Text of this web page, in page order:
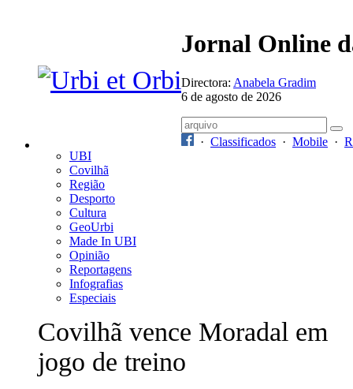
Jornal Online
Directora: Anabela Gradim
6 de agosto de 2026
· Classificados · Mobile ·
UBI
Covilhã
Região
Desporto
Cultura
GeoUrbi
Made In UBI
Opinião
Reportagens
Infografias
Especiais
Covilhã vence Moradal em
jogo de treino